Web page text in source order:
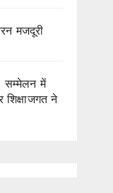
मजदूरी
सम्मेलन में
ने